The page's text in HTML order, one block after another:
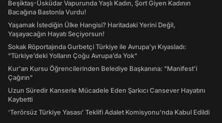
Beşiktaş-Üsküdar Vapurunda Yaşlı Kadın, Şort Giyen Kadının
Bacağına Bastonla Vurdu!
Yaşamak İstediğin Ülke Hangisi? Haritadaki Yerini Değil,
Yaşayacağın Hayatı Seçiyorsun!
Sokak Röportajında Gurbetçi Türkiye ile Avrupa'yı Kıyasladı:
"Türkiye’deki Yolların Çoğu Avrupa’da Yok"
Kur'an Kursu Öğrencilerinden Belediye Başkanına: "Manifest’i
Çağırın"
Uzun Süredir Kanserle Mücadele Eden Şarkıcı Cansever Hayatını
Kaybetti
‘Terörsüz Türkiye Yasası’ Teklifi Adalet Komisyonu'nda Kabul Edildi